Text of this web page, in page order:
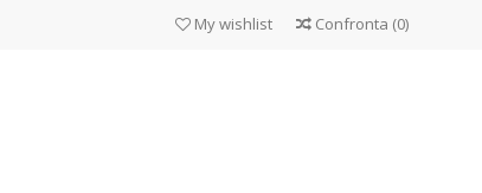
Confronta (0)
My wishlist